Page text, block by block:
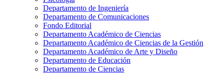
Departamento de Ingeniería
Departamento de Comunicaciones
Fondo Editorial
Departamento Académico de Ciencias
Departamento Académico de Ciencias de la Gestión
Departamento Académico de Arte y Diseño
Departamento de Educación
Departamento de Ciencias